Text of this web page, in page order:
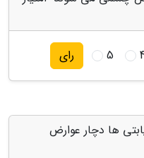
5 رای
ها دچار عوارض